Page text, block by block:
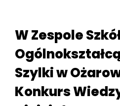
W Zespole
Szylki w
Konkurs